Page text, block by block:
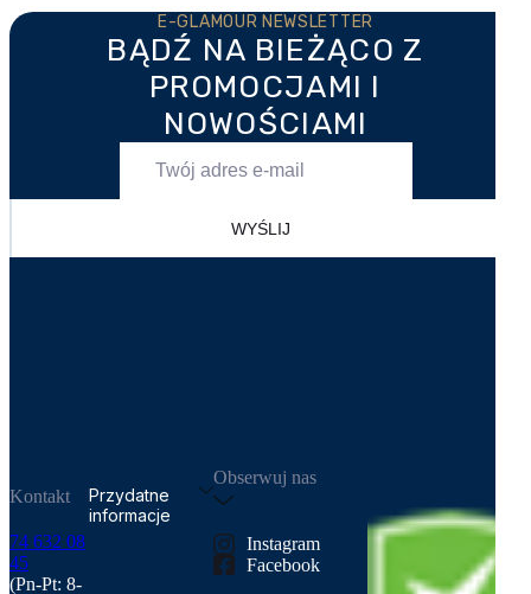
E-GLAMOUR NEWSLETTER
BĄDŹ NA BIEŻĄCO Z
PROMOCJAMI I
NOWOŚCIAMI
WYŚLIJ
Kontakt
74 632 08
45
(Pn-Pt: 8-
Przydatne
informacje
Obserwuj nas
Instagram
Facebook